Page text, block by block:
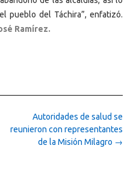
pueblo del Táchira”, enfatizó.
Ramírez.
Autoridades de salud se
reunieron con representantes
de la Misión Milagro →